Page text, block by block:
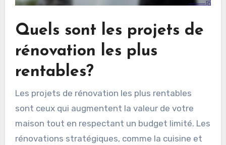
Quels sont les projets de
rénovation les plus
rentables?
Les projets de rénovation les plus rentables
sont ceux qui augmentent la valeur de votre
maison tout en respectant un budget limité. Les
rénovations stratégiques, comme la cuisine et